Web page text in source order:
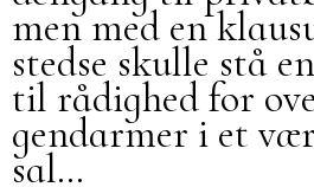
men med en
stedse skulle stå
til rådighed for
gendarmer i et
sal…